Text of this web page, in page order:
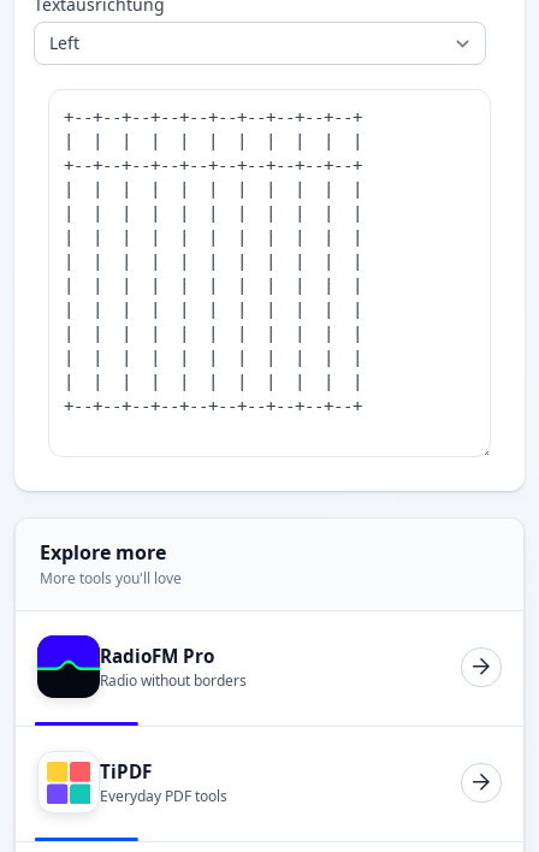
Explore more
More tools you'll love
RadioFM Pro
Radio without borders
TiPDF
Everyday PDF tools